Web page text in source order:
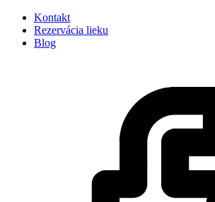
Kontakt
Rezervácia lieku
Blog